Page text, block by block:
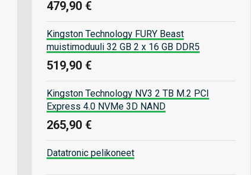
479,90 €
Kingston Technology FURY Beast
muistimoduuli 32 GB 2 x 16 GB DDR5
519,90 €
Kingston Technology NV3 2 TB M.2 PCI
Express 4.0 NVMe 3D NAND
265,90 €
Datatronic pelikoneet